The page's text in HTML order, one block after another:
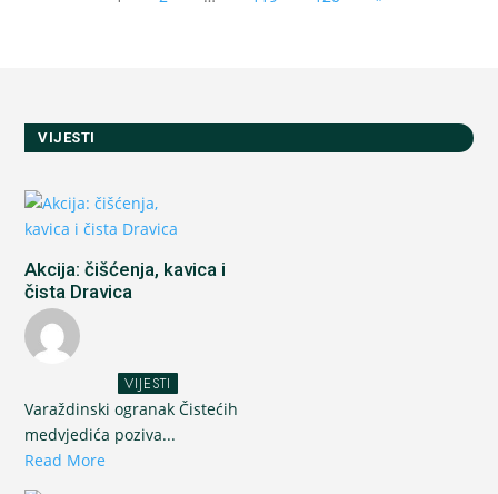
VIJESTI
Akcija: čišćenja, kavica i
čista Dravica
VIJESTI
Varaždinski ogranak Čistećih
medvjedića poziva...
Read More